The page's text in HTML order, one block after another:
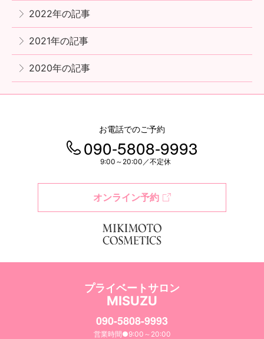
2022年の記事
2021年の記事
2020年の記事
お電話でのご予約
090-5808-9993
9:00～20:00／不定休
オンライン予約
プライベートサロン
MISUZU
090-5808-9993
営業時間●9:00～20:00